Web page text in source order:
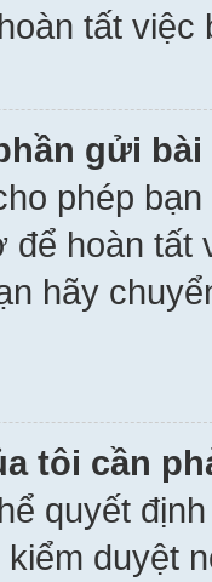
tất việc
gửi
phép
để hoàn
hãy
tôi cần
quyết
duyệt